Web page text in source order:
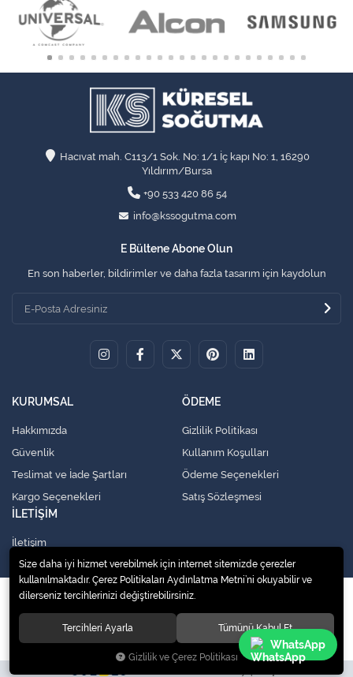
WhatsApp
Hacıvat mah. C113/1 Sok. No: 1/1 İç kapı No: 1, 16290
Yıldırım/Bursa
+90 533 420 86 54
info@kssogutma.com
E Bültene Abone Olun
En son haberler, bildirimler ve daha fazla tasarım için kaydolun
KURUMSAL
Hakkımızda
Güvenlik
Teslimat ve İade Şartları
Kargo Seçenekleri
ÖDEME
Gizlilik Politikası
Kullanım Koşulları
Ödeme Seçenekleri
Satış Sözleşmesi
İLETİŞİM
İletişim
© 2020Küresel Soğutma Sistemleri Yedek Parça San. Ve Tic. Ltd. Şti.
Size daha iyi hizmet verebilmek için internet sitemizde çerezler
kullanılmaktadır. Çerez Politikaları Aydınlatma Metni’ni okuyabilir ve
dilerseniz tercihlerinizi değiştirebilirsiniz.
Tercihleri Ayarla Tümünü Kabul Et
Gizlilik ve Çerez Politikası